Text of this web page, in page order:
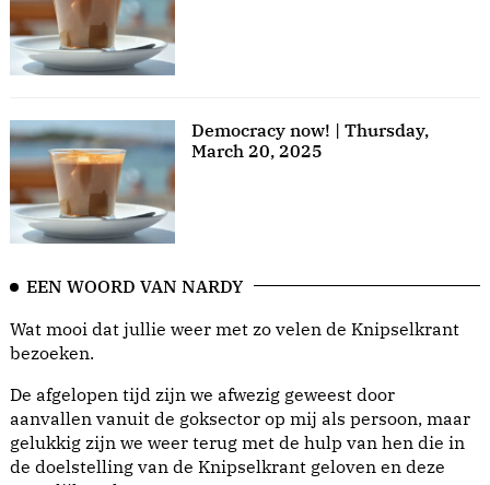
Democracy now! | Thursday,
March 20, 2025
EEN WOORD VAN NARDY
Wat mooi dat jullie weer met zo velen de Knipselkrant
bezoeken.
De afgelopen tijd zijn we afwezig geweest door
aanvallen vanuit de goksector op mij als persoon, maar
gelukkig zijn we weer terug met de hulp van hen die in
de doelstelling van de Knipselkrant geloven en deze